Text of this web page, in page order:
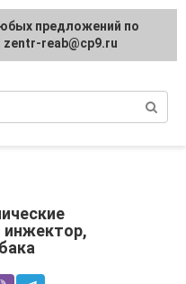
инжектор,
предложений по
zentr-reab@cp9.ru